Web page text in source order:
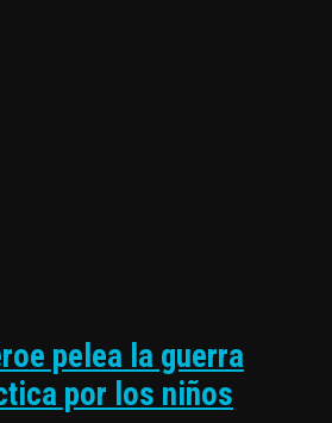
pelea la guerra
por los niños